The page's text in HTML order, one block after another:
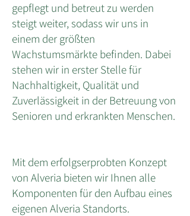
gepflegt und betreut zu werden
steigt weiter, sodass wir uns in
einem der größten
Wachstumsmärkte befinden. Dabei
stehen wir in erster Stelle für
Nachhaltigkeit, Qualität und
Zuverlässigkeit in der Betreuung von
Senioren und erkrankten Menschen.
Mit dem erfolgserprobten Konzept
von Alveria bieten wir Ihnen alle
Komponenten für den Aufbau eines
eigenen Alveria Standorts.